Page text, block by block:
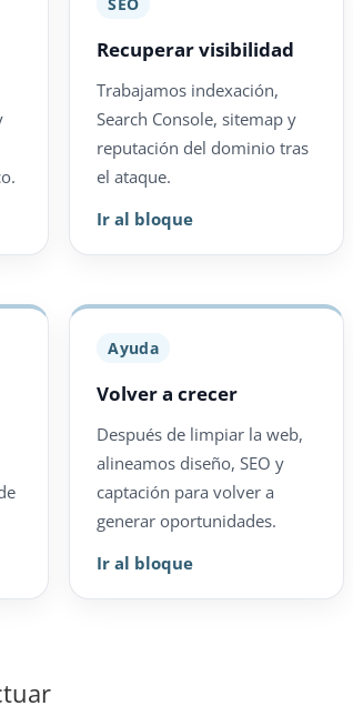
Recuperar visibilidad
Trabajamos indexación,
Search Console, sitemap y
reputación del dominio tras
el ataque.
Ir al bloque
Ayuda
Volver a crecer
Después de limpiar la web,
alineamos diseño, SEO y
captación para volver a
generar oportunidades.
Ir al bloque